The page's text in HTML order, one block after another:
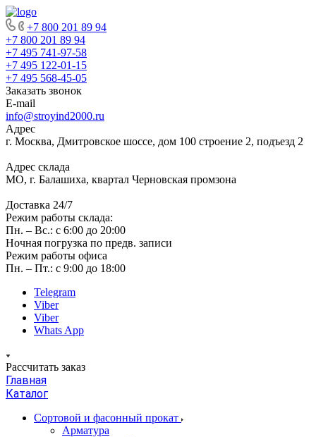
+7 800 201 89 94
+7 800 201 89 94
+7 495 741-97-58
+7 495 122-01-15
+7 495 568-45-05
Заказать звонок
E-mail
info@stroyind2000.ru
Адрес
г. Москва, Дмитровское шоссе, дом 100 строение 2, подъезд 2
Адрес склада
МО, г. Балашиха, квартал Черновская промзона
Доставка 24/7
Режим работы склада:
Пн. – Вс.: с 6:00 до 20:00
Ночная погрузка по предв. записи
Режим работы офиса
Пн. – Пт.: с 9:00 до 18:00
Telegram
Viber
Viber
Whats App
Рассчитать заказ
Главная
Каталог
Сортовой и фасонный прокат
Арматура